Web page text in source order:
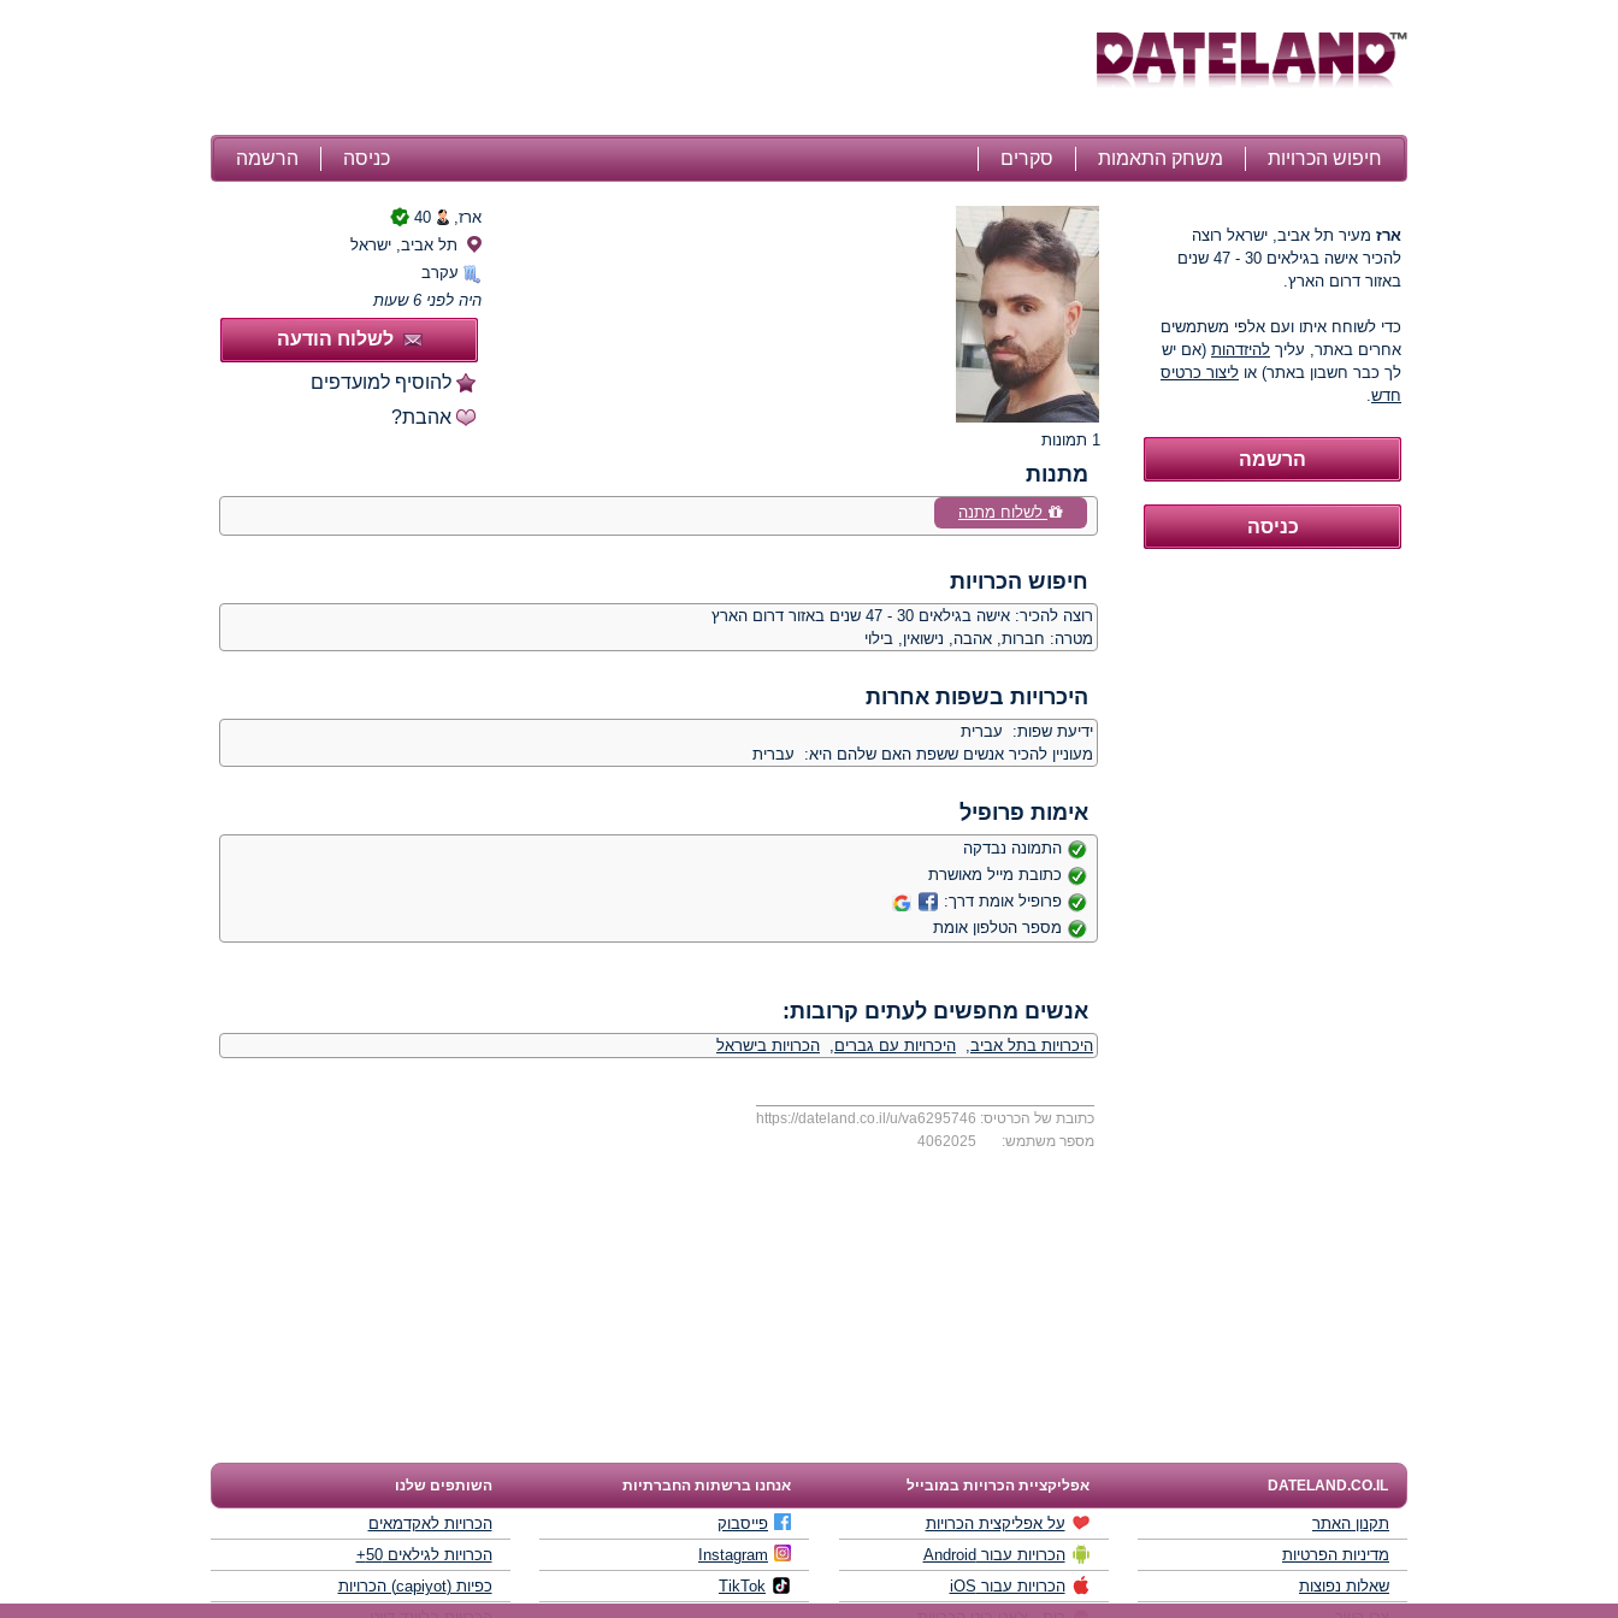
חיפוש הכרויות משחק התאמות סקרים הרשמה כניסה
ארז מעיר תל אביב, ישראל רוצה
להכיר אישה בגילאים 30 - 47 שנים
באזור דרום הארץ.
כדי לשוחח איתו ועם אלפי משתמשים
אחרים באתר, עליך להיזדהות (אם יש
לך כבר חשבון באתר) או ליצור כרטיס
חדש.
1 תמונות
ארז,
40
תל אביב, ישראל
עקרב
היה לפני 6 שעות
לשלוח הודעה
להוסיף למועדפים
אהבת?
מתנות
לשלוח מתנה
חיפוש הכרויות
רוצה להכיר: אישה בגילאים 30 - 47 שנים באזור דרום הארץ
מטרה: חברות, אהבה, נישואין, בילוי
היכרויות בשפות אחרות
ידיעת שפות: עברית
מעוניין להכיר אנשים ששפת האם שלהם היא: עברית
אימות פרופיל
התמונה נבדקה
כתובת מייל מאושרת
פרופיל אומת דרך:
מספר הטלפון אומת
אנשים מחפשים לעתים קרובות:
היכרויות בתל אביב, היכרויות עם גברים, הכרויות בישראל
כתובת של הכרטיס: https://dateland.co.il/u/va6295746
מספר משתמש:
4062025
DATELAND.CO.IL אפליקציית הכרויות במובייל אנחנו ברשתות החברתיות השותפים שלנו
תקנון האתר
מדיניות הפרטיות
שאלות נפוצות
על אפליקצית הכרויות
הכרויות עבור Android
הכרויות עבור iOS
פייסבוק
Instagram
TikTok
הכרויות לאקדמאים
הכרויות לגילאים 50+
כפיות (capiyot) הכרויות